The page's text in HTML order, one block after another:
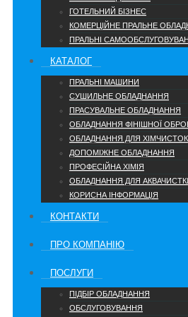
ГОТЕЛЬНИЙ БІЗНЕС
КОМЕРЦІЙНЕ ПРАЛЬНЕ
ПРАЛЬНІ
КАТАЛОГ
ПРАЛЬНІ МАШИНИ
СУШИЛЬНЕ ОБЛАДНАННЯ
ПРАСУВАЛЬНЕ ОБЛАДНАННЯ
ОБЛАДНАННЯ ФІНІШНОЇ
ОБЛАДНАННЯ ДЛЯ ХІМЧИСТОК
ДОПОМІЖНЕ ОБЛАДНАННЯ
ПРОФЕСІЙНА ХІМІЯ
ОБЛАДНАННЯ ДЛЯ
КОРИСНА ІНФОРМАЦІЯ
КОНТАКТИ
ПРО КОМПАНІЮ
ПОСЛУГИ
ПІДБІР ОБЛАДНАННЯ
ОБСЛУГОВУВАННЯ